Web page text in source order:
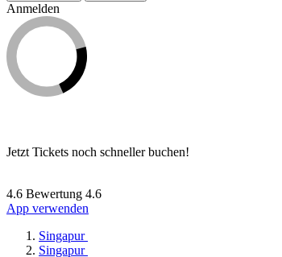
Anmelden
Jetzt Tickets noch schneller buchen!
4.6 Bewertung 4.6
App verwenden
Singapur
Singapur